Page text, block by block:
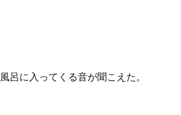
に入ってくる音が聞こえた。